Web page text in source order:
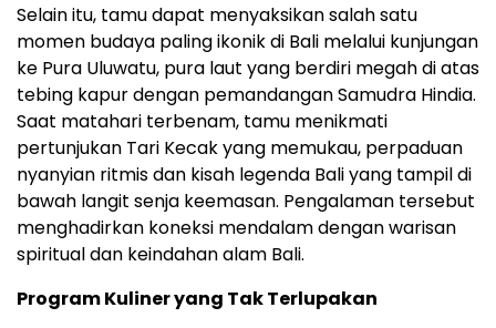
Selain itu, tamu dapat menyaksikan salah satu
momen budaya paling ikonik di Bali melalui kunjungan
ke Pura Uluwatu, pura laut yang berdiri megah di atas
tebing kapur dengan pemandangan Samudra Hindia.
Saat matahari terbenam, tamu menikmati
pertunjukan Tari Kecak yang memukau, perpaduan
nyanyian ritmis dan kisah legenda Bali yang tampil di
bawah langit senja keemasan. Pengalaman tersebut
menghadirkan koneksi mendalam dengan warisan
spiritual dan keindahan alam Bali.
Program Kuliner yang Tak Terlupakan